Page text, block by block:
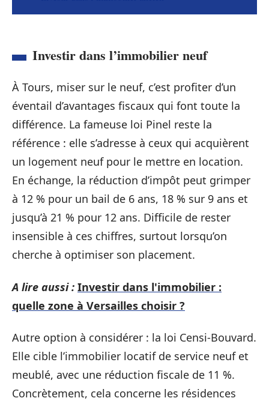
Investir dans l’immobilier neuf
À Tours, miser sur le neuf, c’est profiter d’un
éventail d’avantages fiscaux qui font toute la
différence. La fameuse loi Pinel reste la
référence : elle s’adresse à ceux qui acquièrent
un logement neuf pour le mettre en location.
En échange, la réduction d’impôt peut grimper
à 12 % pour un bail de 6 ans, 18 % sur 9 ans et
jusqu’à 21 % pour 12 ans. Difficile de rester
insensible à ces chiffres, surtout lorsqu’on
cherche à optimiser son placement.
A lire aussi : Investir dans l'immobilier :
quelle zone à Versailles choisir ?
Autre option à considérer : la loi Censi-Bouvard.
Elle cible l’immobilier locatif de service neuf et
meublé, avec une réduction fiscale de 11 %.
Concrètement, cela concerne les résidences